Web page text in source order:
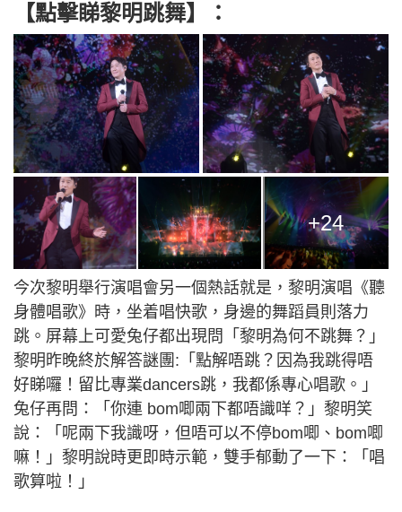
【點擊睇黎明跳舞】：
+24
今次黎明舉行演唱會另一個熱話就是，黎明演唱《聽
身體唱歌》時，坐着唱快歌，身邊的舞蹈員則落力
跳。屏幕上可愛兔仔都出現問「黎明為何不跳舞？」
黎明昨晚終於解答謎團:「點解唔跳？因為我跳得唔
好睇囉！留比專業dancers跳，我都係專心唱歌。」
兔仔再問：「你連 bom唧兩下都唔識咩？」黎明笑
說：「呢兩下我識呀，但唔可以不停bom唧、bom唧
嘛！」黎明說時更即時示範，雙手郁動了一下：「唱
歌算啦！」